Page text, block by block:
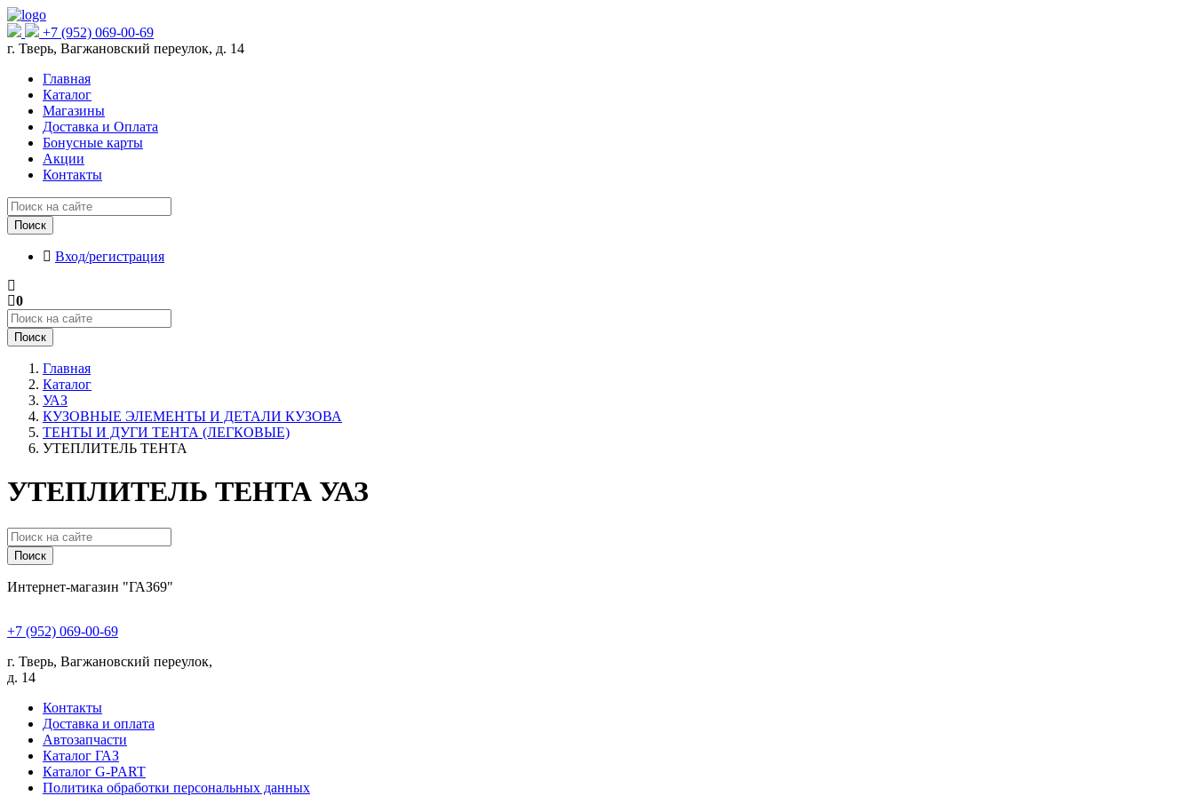
+7 (952) 069-00-69
г. Тверь, Вагжановский переулок, д. 14
Главная
Каталог
Магазины
Доставка и Оплата
Бонусные карты
Акции
Контакты
Поиск
Вход/регистрация
0
Поиск
Главная
Каталог
УАЗ
КУЗОВНЫЕ ЭЛЕМЕНТЫ И ДЕТАЛИ КУЗОВА
ТЕНТЫ И ДУГИ ТЕНТА (ЛЕГКОВЫЕ)
УТЕПЛИТЕЛЬ ТЕНТА
УТЕПЛИТЕЛЬ ТЕНТА УАЗ
Поиск
Интернет-магазин "ГАЗ69"
+7 (952) 069-00-69
г. Тверь, Вагжановский переулок,
д. 14
Контакты
Доставка и оплата
Автозапчасти
Каталог ГАЗ
Каталог G-PART
Политика обработки персональных данных